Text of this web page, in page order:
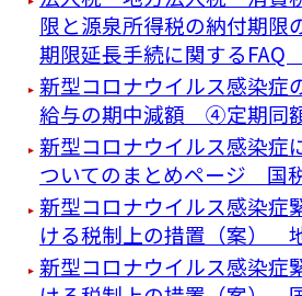
限と源泉所得税の納付期限
期限延長手続に関する
新型コロナウイルス感染症
給与の期中減額 ④定期同
新型コロナウイルス感染症
ついてのまとめページ 国
新型コロナウイルス感染症
ける税制上の措置（案）
新型コロナウイルス感染症